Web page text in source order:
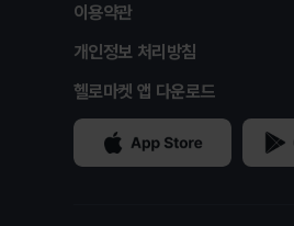
이용약관
개인정보 처리방침
헬로마켓 앱 다운로드